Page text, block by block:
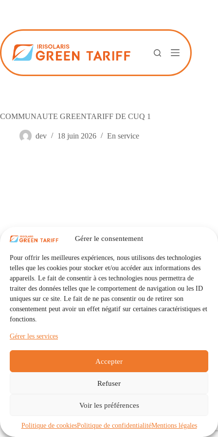
Gérer le consentement
Pour offrir les meilleures expériences, nous utilisons des technologies
telles que les cookies pour stocker et/ou accéder aux informations des
appareils. Le fait de consentir à ces technologies nous permettra de
traiter des données telles que le comportement de navigation ou les ID
uniques sur ce site. Le fait de ne pas consentir ou de retirer son
consentement peut avoir un effet négatif sur certaines caractéristiques et
fonctions.
Gérer les services
Accepter
Refuser
Voir les préférences
Politique de cookiesPolitique de confidentialitéMentions légales
COMMUNAUTE GREENTARIFF DE CUQ 1
dev 18 juin 2026 En service
Communautés
À propos
Politique de cookies (UE)